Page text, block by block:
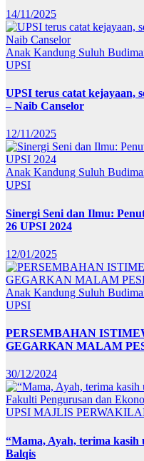
14/11/2025
Anak Kandung Suluh
UPSI
UPSI terus catat kejayaan,
– Naib Canselor
12/11/2025
Anak Kandung Suluh
UPSI
Sinergi Seni dan Ilmu:
26 UPSI 2024
12/01/2025
Anak Kandung Suluh
UPSI
PERSEMBAHAN
GEGARKAN MALAM
30/12/2024
Fakulti Pengurusan dan
UPSI MAJLIS
“Mama, Ayah, terima
Balqis